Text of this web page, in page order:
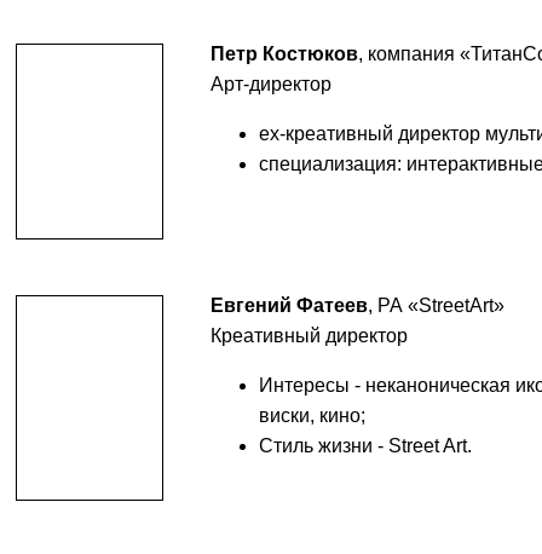
Петр Костюков, компания
Арт-директор
ех-креативный директор
специализация:
Евгений Фатеев, РА «StreetArt»
Креативный директор
Интересы - неканоническая
виски, кино;
Стиль жизни - Street Art.